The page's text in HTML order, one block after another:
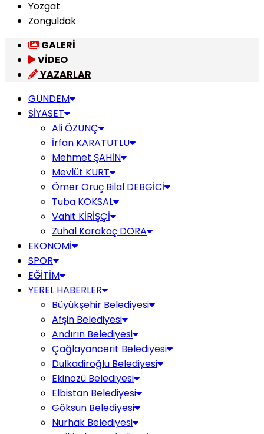
Yozgat
Zonguldak
GALERİ
VİDEO
YAZARLAR
GÜNDEM
SİYASET
Ali ÖZUNÇ
İrfan KARATUTLU
Mehmet ŞAHİN
Mevlüt KURT
Ömer Oruç Bilal DEBGİCİ
Tuba KÖKSAL
Vahit KİRİŞÇİ
Zuhal Karakoç DORA
EKONOMİ
SPOR
EĞİTİM
YEREL HABERLER
Büyükşehir Belediyesi
Afşin Belediyesi
Andırın Belediyesi
Çağlayancerit Belediyesi
Dulkadiroğlu Belediyesi
Ekinözü Belediyesi
Elbistan Belediyesi
Göksun Belediyesi
Nurhak Belediyesi